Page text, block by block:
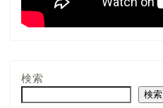
検索
検索